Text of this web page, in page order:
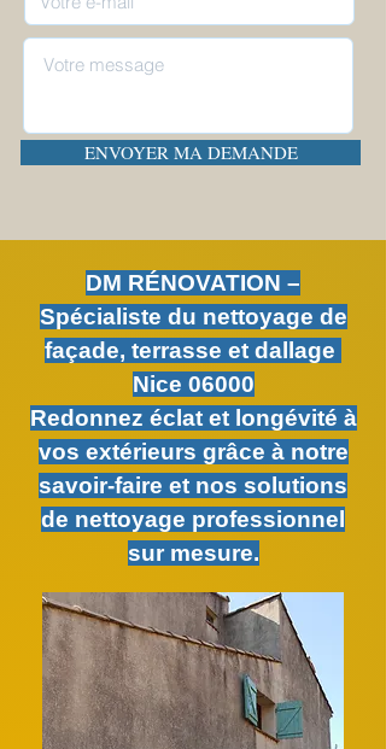
ENVOYER MA DEMANDE
DM RÉNOVATION –
Spécialiste du nettoyage de
façade, terrasse et dallage
Nice 06000
Redonnez éclat et longévité à
vos extérieurs grâce à notre
savoir-faire et nos solutions
de nettoyage professionnel
sur mesure.